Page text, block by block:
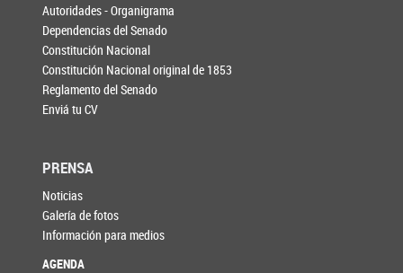
Autoridades - Organigrama
Dependencias del Senado
Constitución Nacional
Constitución Nacional original de 1853
Reglamento del Senado
Enviá tu CV
PRENSA
Noticias
Galería de fotos
Información para medios
AGENDA